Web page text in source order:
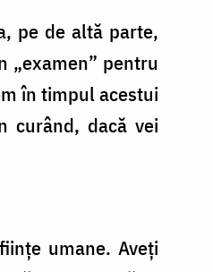
pe de altă parte,
„examen” pentru
în timpul acestui
curând, dacă vei
umane. Aveţi